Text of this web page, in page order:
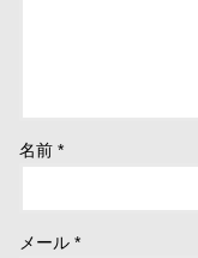
名前*
メール*